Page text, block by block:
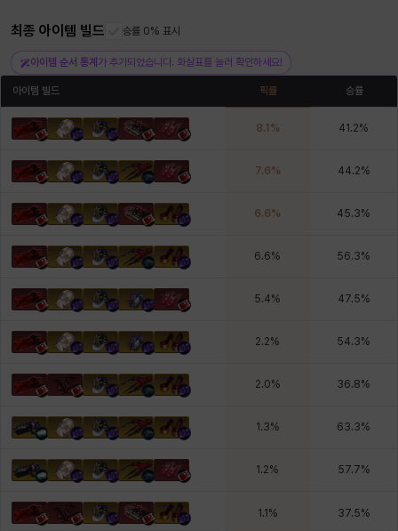
헤이즈 헨리 현우
최종 아이템 빌드 승률 0% 표시
아이템 순서 통계 가 추가되었습니다. 화살표를 눌러 확인하세요!
아이템 빌드 픽률 승률
8.1 % 41.2%
7.6% 44.2%
6.6% 45.3%
6.6% 56.3%
5.4% 47.5%
2.2% 54.3%
2.0% 36.8%
1.3% 63.3%
1.2% 57.7%
1.1 % 37.5%